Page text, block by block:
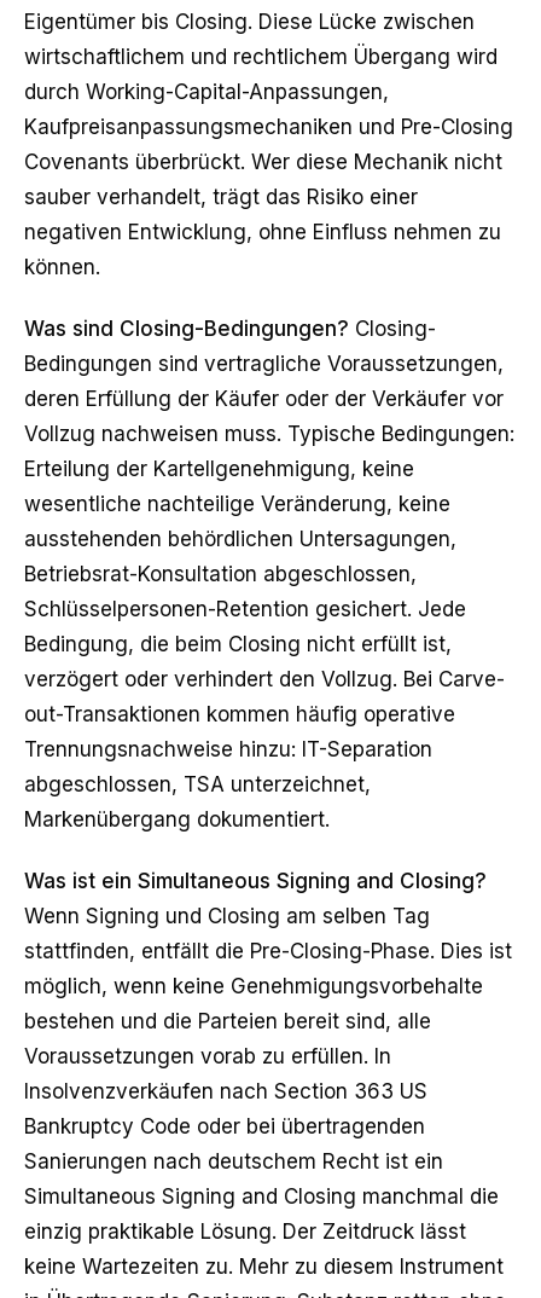
Eigentümer bis Closing. Diese Lücke zwischen
wirtschaftlichem und rechtlichem Übergang wird
durch Working-Capital-Anpassungen,
Kaufpreisanpassungsmechaniken und Pre-Closing
Covenants überbrückt. Wer diese Mechanik nicht
sauber verhandelt, trägt das Risiko einer
negativen Entwicklung, ohne Einfluss nehmen zu
können.
Was sind Closing-Bedingungen? Closing-
Bedingungen sind vertragliche Voraussetzungen,
deren Erfüllung der Käufer oder der Verkäufer vor
Vollzug nachweisen muss. Typische Bedingungen:
Erteilung der Kartellgenehmigung, keine
wesentliche nachteilige Veränderung, keine
ausstehenden behördlichen Untersagungen,
Betriebsrat-Konsultation abgeschlossen,
Schlüsselpersonen-Retention gesichert. Jede
Bedingung, die beim Closing nicht erfüllt ist,
verzögert oder verhindert den Vollzug. Bei Carve-
out-Transaktionen kommen häufig operative
Trennungsnachweise hinzu: IT-Separation
abgeschlossen, TSA unterzeichnet,
Markenübergang dokumentiert.
Was ist ein Simultaneous Signing and Closing?
Wenn Signing und Closing am selben Tag
stattfinden, entfällt die Pre-Closing-Phase. Dies ist
möglich, wenn keine Genehmigungsvorbehalte
bestehen und die Parteien bereit sind, alle
Voraussetzungen vorab zu erfüllen. In
Insolvenzverkäufen nach Section 363 US
Bankruptcy Code oder bei übertragenden
Sanierungen nach deutschem Recht ist ein
Simultaneous Signing and Closing manchmal die
einzig praktikable Lösung. Der Zeitdruck lässt
keine Wartezeiten zu. Mehr zu diesem Instrument